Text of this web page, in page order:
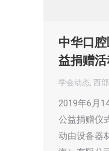
中华口
益捐赠
学会动态, 西
2019年6月
公益捐赠仪
动由设备器